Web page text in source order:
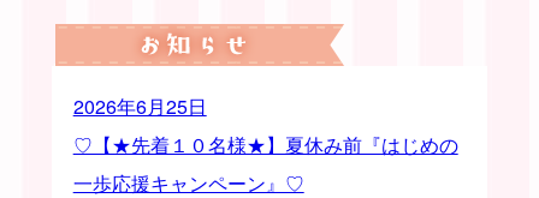
2026年6月25日
♡【★先着１０名様★】夏休み前『はじめの
一歩応援キャンペーン』♡